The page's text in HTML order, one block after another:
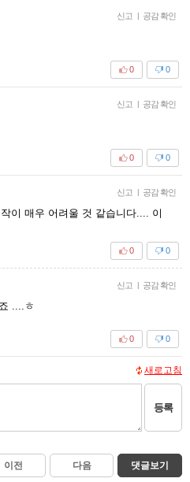
신고 | 공감 확인
0
0
신고 | 공감 확인
0
0
신고 | 공감 확인
이 매우 어려울 것 같습니다.... 이
0
0
신고 | 공감 확인
....ㅎ
0
0
새로고침
등록
이전 다음 댓글보기